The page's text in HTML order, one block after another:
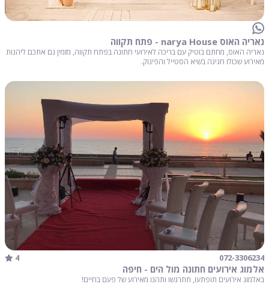
נאריה האוס narya House - פתח תקווה
נאריה האוס, מחתם בוטיק עם בריכה לאירועי חתונה בפתח תקווה, מזמין גם אתכם ליהנות
מאירוע שכולו חגיגה בשיא הסטייל והפינוק.
072-3306234
4
אלמוג אירועים חתונה מול הים - חיפה
באלמוג אירועים תופתעו, תתרגשו ותהנו מאירוע של פעם בחיים!